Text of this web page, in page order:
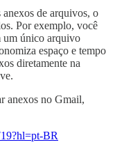
de arquivos, o
Por exemplo, você
um único arquivo
espaço e tempo
diretamente na
anexos no Gmail,
BR